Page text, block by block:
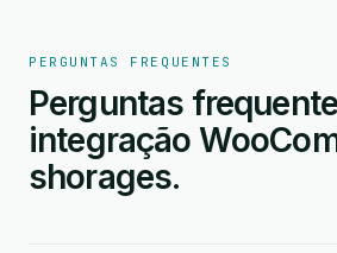
PERGUNTAS FREQUENTES
Perguntas
integração
shorages.